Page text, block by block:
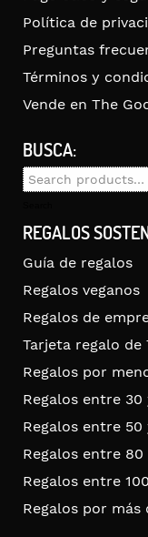
Política de
Preguntas
Términos y
Vende en The
BUSCA:
Search
REGALOS
Guía de regalos
Regalos veganos
Regalos de
Tarjeta regalo de
Regalos por
Regalos entre
Regalos entre
Regalos entre 80
Regalos entre
Regalos por más